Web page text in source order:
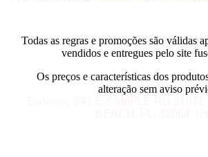
Todas as regras e promoções são válidas
vendidos e entregues pelo site
Os preços e características dos
alteração sem aviso